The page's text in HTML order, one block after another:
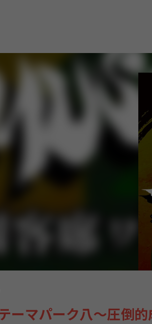
！Vol.8 ～1st Full
ーマパーク八〜圧倒
【Blend】 『ウ
ヨにとっちゃあ、5